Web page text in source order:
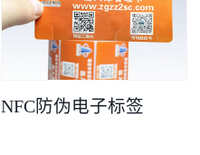
NFC防伪电子标签